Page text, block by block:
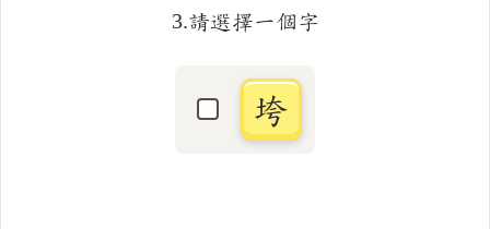
3.請選擇一個字
選取「垮」字
垮